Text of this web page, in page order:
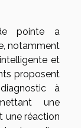
pointe a
notamment
et
proposent
à
une
une réaction